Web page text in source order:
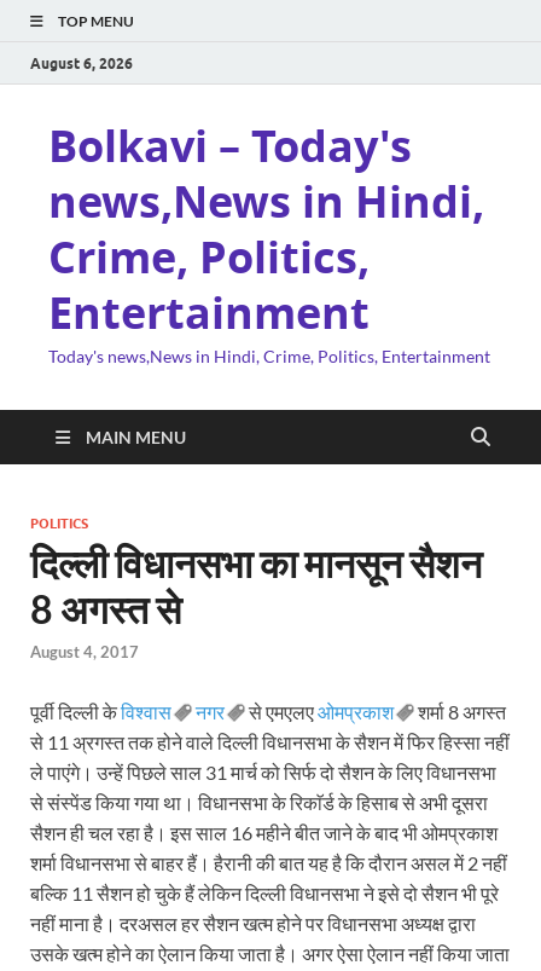
TOP MENU
August 6, 2026
Bolkavi – Today's
news,News in Hindi,
Crime, Politics,
Entertainment
Today's news,News in Hindi, Crime, Politics, Entertainment
MAIN MENU
POLITICS
दिल्ली विधानसभा का मानसून सैशन
8 अगस्त से
August 4, 2017
पूर्वी दिल्ली केविश्वास नगर से एमएलएओमप्रकाश
शर्मा 8 अगस्त
से 11 अ्रगस्त तक होने वाले दिल्ली विधानसभा के सैशन में फिर हिस्सा नहीं
ले पाएंगे। उन्हें पिछले साल 31 मार्च को सिर्फ दो सैशन के लिए विधानसभा
से संस्पेंड किया गया था। विधानसभा के रिकाॅर्ड के हिसाब से अभी दूसरा
सैशन ही चल रहा है। इस साल 16 महीने बीत जाने के बाद भी ओमप्रकाश
शर्मा विधानसभा से बाहर हैं। हैरानी की बात यह है कि दौरान असल में 2 नहीं
बल्कि 11 सैशन हो चुके हैं लेकिन दिल्ली विधानसभा ने इसे दो सैशन भी पूरे
नहीं माना है। दरअसल हर सैशन खत्म होने पर विधानसभा अध्यक्ष द्वारा
उसके खत्म होने का ऐलान किया जाता है। अगर ऐसा ऐलान नहीं किया जाता